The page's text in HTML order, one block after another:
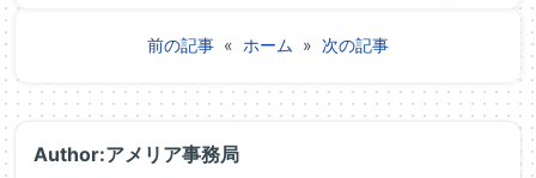
前の記事 « ホーム » 次の記事
Author:アメリア事務局